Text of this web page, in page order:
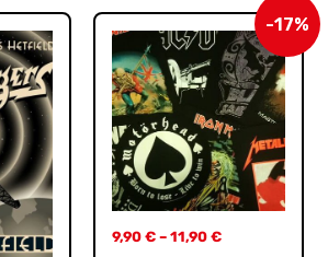
-17%
9,90 € – 11,90 €